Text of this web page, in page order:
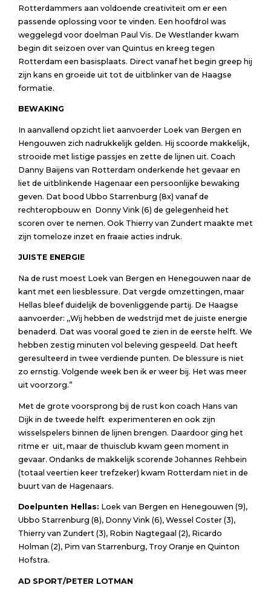
Rotterdammers aan voldoende creativiteit om er een
passende oplossing voor te vinden. Een hoofdrol was
weggelegd voor doelman Paul Vis. De Westlander kwam
begin dit seizoen over van Quintus en kreeg tegen
Rotterdam een basisplaats. Direct vanaf het begin greep hij
zijn kans en groeide uit tot de uitblinker van de Haagse
formatie.
BEWAKING
In aanvallend opzicht liet aanvoerder Loek van Bergen en
Hengouwen zich nadrukkelijk gelden. Hij scoorde makkelijk,
strooide met listige passjes en zette de lijnen uit. Coach
Danny Baijens van Rotterdam onderkende het gevaar en
liet de uitblinkende Hagenaar een persoonlijke bewaking
geven. Dat bood Ubbo Starrenburg (8x) vanaf de
rechteropbouw en Donny Vink (6) de gelegenheid het
scoren over te nemen. Ook Thierry van Zundert maakte met
zijn tomeloze inzet en fraaie acties indruk.
JUISTE ENERGIE
Na de rust moest Loek van Bergen en Henegouwen naar de
kant met een liesblessure. Dat vergde omzettingen, maar
Hellas bleef duidelijk de bovenliggende partij. De Haagse
aanvoerder: ,,Wij hebben de wedstrijd met de juiste energie
benaderd. Dat was vooral goed te zien in de eerste helft. We
hebben zestig minuten vol beleving gespeeld. Dat heeft
geresulteerd in twee verdiende punten. De blessure is niet
zo ernstig. Volgende week ben ik er weer bij. Het was meer
uit voorzorg.”
Met de grote voorsprong bij de rust kon coach Hans van
Dijk in de tweede helft experimenteren en ook zijn
wisselspelers binnen de lijnen brengen. Daardoor ging het
ritme er uit, maar de thuisclub kwam geen moment in
gevaar. Ondanks de makkelijk scorende Johannes Rehbein
(totaal veertien keer trefzeker) kwam Rotterdam niet in de
buurt van de Hagenaars.
Doelpunten Hellas: Loek van Bergen en Henegouwen (9),
Ubbo Starrenburg (8), Donny Vink (6), Wessel Coster (3),
Thierry van Zundert (3), Robin Nagtegaal (2), Ricardo
Holman (2), Pim van Starrenburg, Troy Oranje en Quinton
Hofstra.
AD SPORT/PETER LOTMAN